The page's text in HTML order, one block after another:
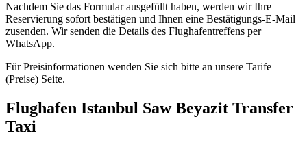
Nachdem Sie das Formular ausgefüllt haben, werden wir Ihre
Reservierung sofort bestätigen und Ihnen eine Bestätigungs-E-Mail
zusenden. Wir senden die Details des Flughafentreffens per
WhatsApp.
Für Preisinformationen wenden Sie sich bitte an unsere Tarife
(Preise) Seite.
Flughafen Istanbul Saw Beyazit Transfer
Taxi